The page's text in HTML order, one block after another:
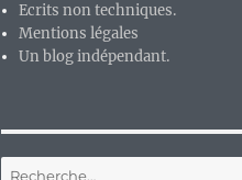
Ecrits non techniques.
Mentions légales
Un blog indépendant.
Recherche